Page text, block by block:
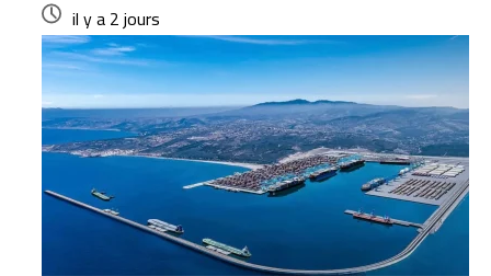
il y a 2 jours